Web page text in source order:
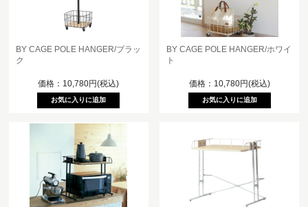
BY CAGE POLE HANGER/ブラッ
ク
価格：10,780円(税込)
BY CAGE POLE HANGER/ホワイ
ト
価格：10,780円(税込)